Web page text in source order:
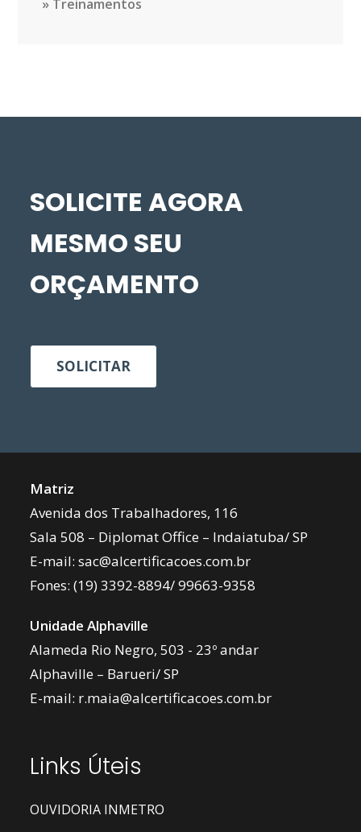
Treinamentos
SOLICITE AGORA
MESMO SEU
ORÇAMENTO
SOLICITAR
Matriz
Avenida dos Trabalhadores, 116
Sala 508 – Diplomat Office – Indaiatuba/ SP
E-mail:sac@alcertificacoes.com.br
Fones:(19) 3392-8894/99663-9358
Unidade Alphaville
Alameda Rio Negro, 503 - 23º andar
Alphaville – Barueri/ SP
E-mail: r.maia@alcertificacoes.com.br
Links Úteis
OUVIDORIA INMETRO